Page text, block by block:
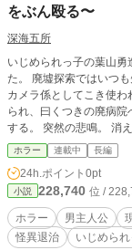
をぶん殴る〜
深海五所
いじめられっ子の葉山
た。 廃墟探索ではいつも先頭に立たされ、危険な場所には真っ先に入らされ、
カメラ係としてこき使われる日々。 今回も勇造は、部
られ、曰くつきの廃病院へ向かうことに
する。 突然の悲鳴。 消えていく部員たち。 そして勇造の前に現れたのは、頭部
をプロペラのような刃に変え
い部屋へ追い詰められた
ト人形。 その横には、ふざけたような注釈が添えられていた。 【除霊用クマさ
んです🐻 怪異を殴ると元気になります🧸
間、パペットの目に光が宿る。 『くまぁ……殴るくまぁ……
た少年は、その夜、初めて怪異を殴る。 これは
と教えてくれる、爽快ぶ
ホラー 連載中 長編
24h.ポイント 0pt
小説 228,740 位 /
ホラー 男主人公
怪異退治
いじめら